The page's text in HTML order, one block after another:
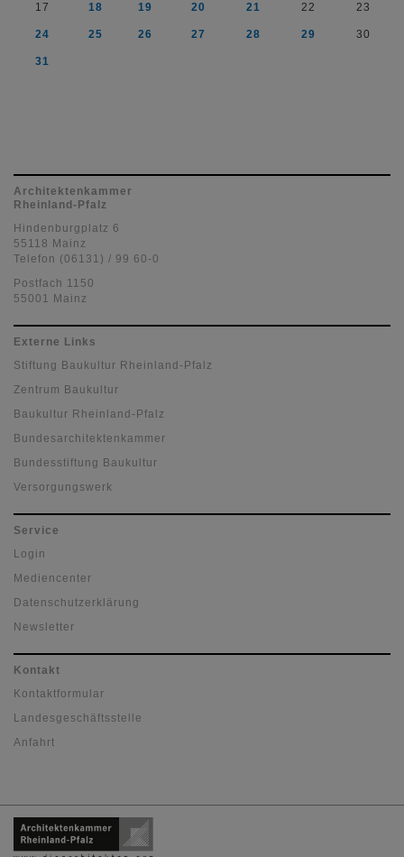
17 18 19 20 21 22 23
24 25 26 27 28 29 30
31
Architektenkammer
Rheinland-Pfalz
Hindenburgplatz 6
55118 Mainz
Telefon (06131) / 99 60-0
Postfach 1150
55001 Mainz
Externe Links
Stiftung Baukultur Rheinland-Pfalz
Zentrum Baukultur
Baukultur Rheinland-Pfalz
Bundesarchitektenkammer
Bundesstiftung Baukultur
Versorgungswerk
Service
Login
Mediencenter
Datenschutzerklärung
Newsletter
Kontakt
Kontaktformular
Landesgeschäftsstelle
Anfahrt